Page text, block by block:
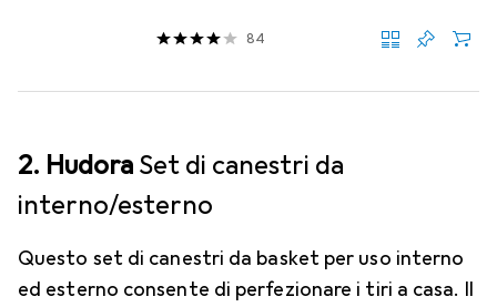
84
2. Hudora Set di canestri da
interno/esterno
Questo set di canestri da basket per uso interno
ed esterno consente di perfezionare i tiri a casa. Il